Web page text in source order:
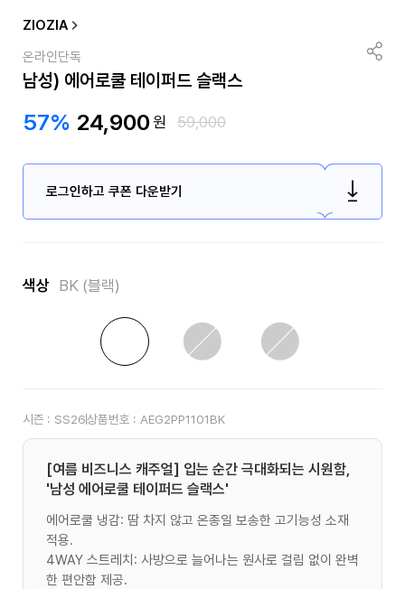
ZIOZIA
온라인단독
남성) 에어로쿨 테이퍼드 슬랙스
57% 24,900원 59,000
로그인하고 쿠폰 다운받기
색상 BK (블랙)
시즌 : SS26상품번호 : AEG2PP1101BK
[여름 비즈니스 캐주얼] 입는 순간 극대화되는 시원함,
'남성 에어로쿨 테이퍼드 슬랙스'
에어로쿨 냉감: 땀 차지 않고 온종일 보송한 고기능성 소재
적용.
4WAY 스트레치: 사방으로 늘어나는 원사로 걸림 없이 완벽
한 편안함 제공.